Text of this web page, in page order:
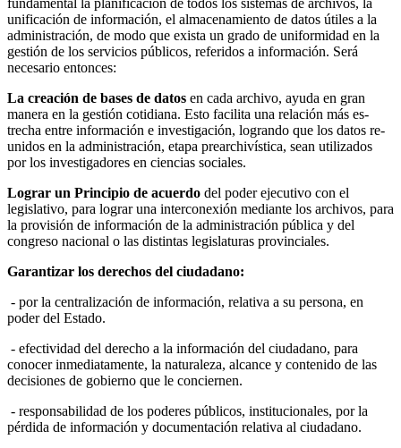
funda­mental la planificación de todos los sistemas de archivos, la
unificación de información, el almacenamiento de datos útiles a la
administración, de modo que exista un grado de uniformidad en la
gestión de los servicios públicos, referidos a información. Será
necesario entonces:
La creación de bases de datos en cada archivo, ayuda en gran
manera en la gestión cotidiana. Esto facilita una relación más es­
trecha entre información e investigación, logrando que los datos re­
unidos en la administración, etapa prearchivística, sean utilizados
por los investigadores en ciencias sociales.
Lograr un Principio de acuerdo del poder ejecutivo con el
legislati­vo, para lograr una interconexión mediante los archivos, para
la pro­visión de información de la administración pública y del
congreso nacional o las distintas legislaturas provinciales.
Garantizar los derechos del ciudadano:
- por la centralización de información, relativa a su persona, en
poder del Estado.
- efectividad del derecho a la información del ciudadano, para
conocer inmediatamente, la naturaleza, alcance y contenido de las
decisiones de gobierno que le conciernen.
- responsabilidad de los poderes públicos, institucionales, por la
pérdida de información y documentación relativa al ciuda­dano.